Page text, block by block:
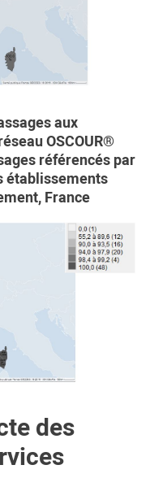
aux
OSCOUR®
référencés par
établissements
France
des